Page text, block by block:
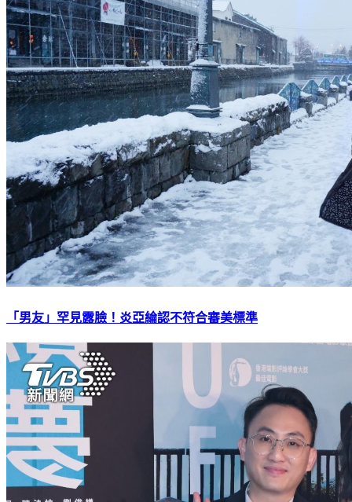
「男友」罕見露臉！炎亞綸認不符合審美標準